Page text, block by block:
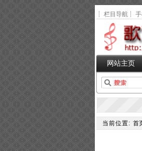
┆ 栏目导航 ┆
网站主页
当前位置: 首